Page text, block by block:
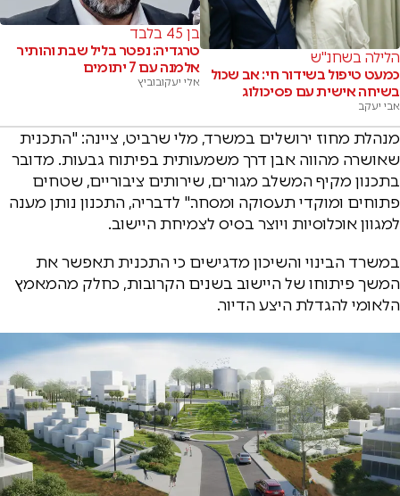
הלילה בשחנ"ש
כמעט טיפול בשידור חי: אב שכול
בשיחה אישית עם פסיכולוג
אבי יעקב
בן 45 בלבד
טרגדיה: נפטר בליל שבת והותיר
אלמנה עם 7 יתומים
אלי יעקובוביץ
מנהלת מחוז ירושלים במשרד, מלי שרביט, ציינה: "התכנית
שאושרה מהווה אבן דרך משמעותית בפיתוח גבעות. מדובר
בתכנון מקיף המשלב מגורים, שירותים ציבוריים, שטחים
פתוחים ומוקדי תעסוקה ומסחר." לדבריה, התכנון נותן מענה
למגוון אוכלוסיות ויוצר בסיס לצמיחת היישוב.
במשרד הבינוי והשיכון מדגישים כי התכנית תאפשר את
המשך פיתוחו של היישוב בשנים הקרובות, כחלק מהמאמץ
הלאומי להגדלת היצע הדיור.